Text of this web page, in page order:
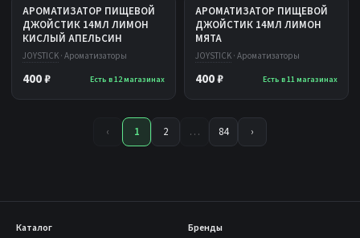
АРОМАТИЗАТОР ПИЩЕВОЙ
ДЖОЙСТИК 14МЛ ЛИМОН
КИСЛЫЙ АПЕЛЬСИН
JOYSTICK · Ароматизаторы
400 ₽ Есть в 12 магазинах
АРОМАТИЗАТОР ПИЩЕВОЙ
ДЖОЙСТИК 14МЛ ЛИМОН
МЯТА
JOYSTICK · Ароматизаторы
400 ₽ Есть в 11 магазинах
‹ 1 2 … 84 ›
Каталог
Бренды